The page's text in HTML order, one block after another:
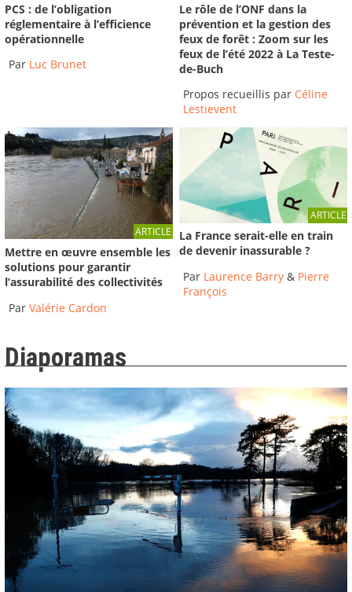
PCS : de l’obligation
réglementaire à l’efficience
opérationnelle
Par Luc Brunet
Le rôle de l’ONF dans la
prévention et la gestion des
feux de forêt : Zoom sur les
feux de l’été 2022 à La Teste-
de-Buch
Propos recueillis par Céline
Lestievent
ARTICLE
Mettre en œuvre ensemble les
solutions pour garantir
l’assurabilité des collectivités
Par Valérie Cardon
ARTICLE
La France serait-elle en train
de devenir inassurable ?
Par Laurence Barry & Pierre
François
Diaporamas